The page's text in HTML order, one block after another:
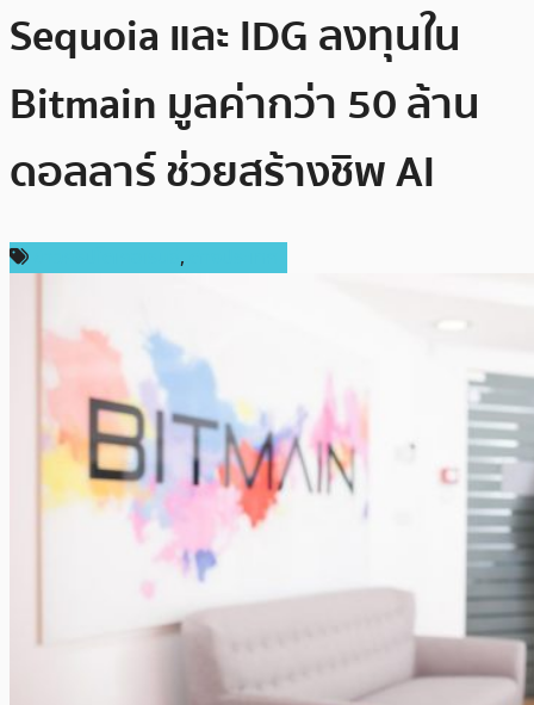
Sequoia และ IDG ลงทุนใน
Bitmain มูลค่ากว่า 50 ล้าน
ดอลลาร์ ช่วยสร้างชิพ AI
,